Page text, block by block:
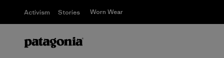
Activism Stories Worn Wear